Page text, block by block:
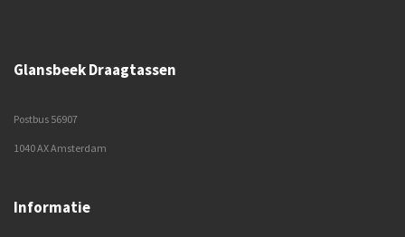
Glansbeek Draagtassen
Postbus 56907
1040 AX Amsterdam
Informatie